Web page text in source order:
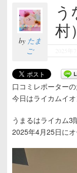
by たま
ご
村）
口コミレポーターの
今日はライカムイ
うまるはライカム3
2025年4月25日にオ